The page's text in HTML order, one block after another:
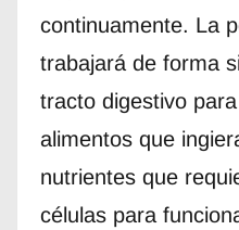
continuamente. La
trabajará de forma
tracto digestivo
alimentos que
nutrientes que
células para